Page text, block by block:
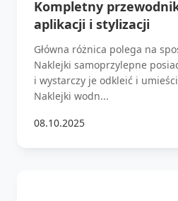
Kompletny
aplikacji i stylizacji
Główna różnica polega na
Naklejki samoprzylepne
i wystarczy je odkleić i
Naklejki wodn...
08.10.2025